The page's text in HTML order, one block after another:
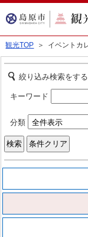
観光TOP ＞ イベントカ
絞り込み検索をする
キーワード
分類